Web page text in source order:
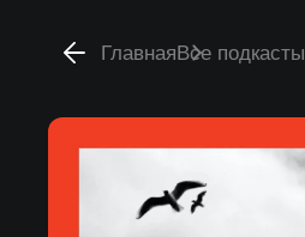
ГлавнаяВсе подкасты